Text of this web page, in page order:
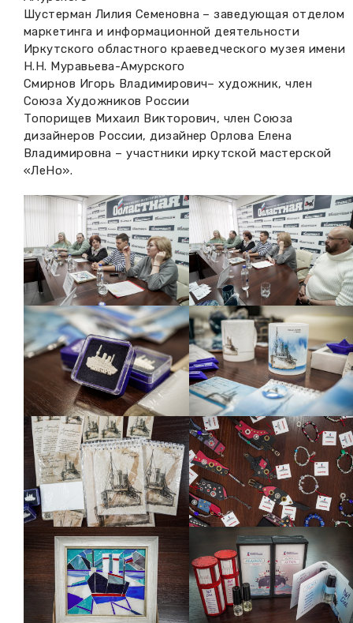
Шустерман Лилия Семеновна – заведующая отделом
маркетинга и информационной деятельности
Иркутского областного краеведческого музея имени
Н.Н. Муравьева-Амурского
Смирнов Игорь Владимирович– художник, член
Союза Художников России
Топорищев Михаил Викторович, член Союза
дизайнеров России, дизайнер Орлова Елена
Владимировна – участники иркутской мастерской
«ЛеНо».